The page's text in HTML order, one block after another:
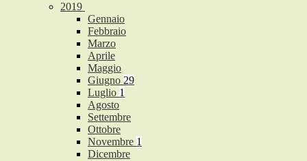
2019
Gennaio
Febbraio
Marzo
Aprile
Maggio
Giugno 29
Luglio 1
Agosto
Settembre
Ottobre
Novembre 1
Dicembre